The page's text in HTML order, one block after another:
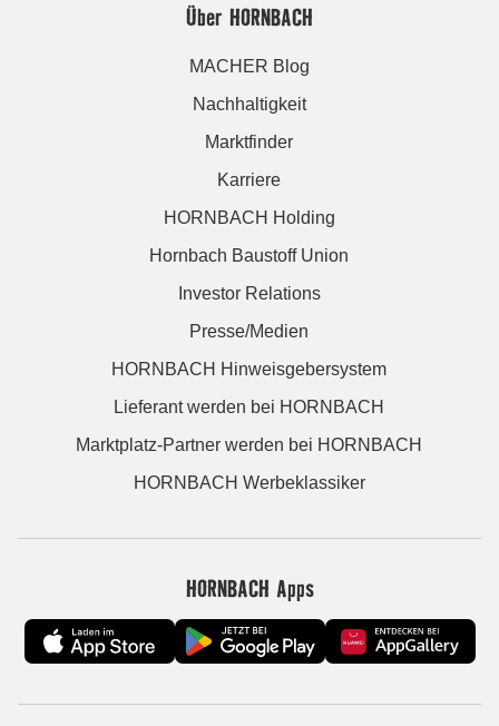
Über HORNBACH
MACHER Blog
Nachhaltigkeit
Marktfinder
Karriere
HORNBACH Holding
Hornbach Baustoff Union
Investor Relations
Presse/Medien
HORNBACH Hinweisgebersystem
Lieferant werden bei HORNBACH
Marktplatz-Partner werden bei HORNBACH
HORNBACH Werbeklassiker
HORNBACH Apps